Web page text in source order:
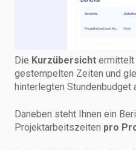
Die Kurzübersicht ermittelt
gestempelten Zeiten und
hinterlegten Stundenbudget
Daneben steht Ihnen ein
Projektarbeitszeiten pro